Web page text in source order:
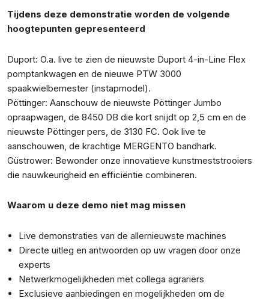
Tijdens deze demonstratie worden de volgende
hoogtepunten gepresenteerd
Duport: O.a. live te zien de nieuwste Duport 4-in-Line Flex
pomptankwagen en de nieuwe PTW 3000
spaakwielbemester (instapmodel).
Pöttinger: Aanschouw de nieuwste Pöttinger Jumbo
opraapwagen, de 8450 DB die kort snijdt op 2,5 cm en de
nieuwste Pöttinger pers, de 3130 FC. Ook live te
aanschouwen, de krachtige MERGENTO bandhark.
Güstrower: Bewonder onze innovatieve kunstmeststrooiers
die nauwkeurigheid en efficiëntie combineren.
Waarom u deze demo niet mag missen
Live demonstraties van de allernieuwste machines
Directe uitleg en antwoorden op uw vragen door onze
experts
Netwerkmogelijkheden met collega agrariërs
Exclusieve aanbiedingen en mogelijkheden om de